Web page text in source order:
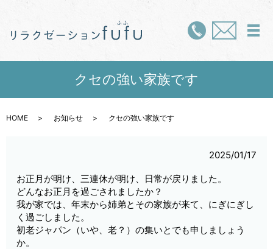
メ
クセの強い家族です
HOME お知らせ クセの強い家族です
2025/01/17
お正月が明け、三連休が明け、日常が戻りました。
どんなお正月を過ごされましたか？
我が家では、年末から姉弟とその家族が来て、にぎにぎし
く過ごしました。
初老ジャパン（いや、老？）の集いとでも申しましょう
か。